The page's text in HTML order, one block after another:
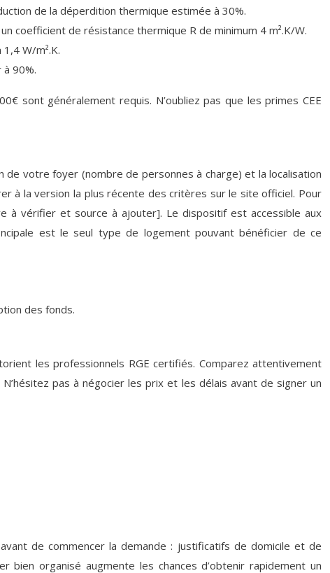
de la déperdition thermique estimée à 30%.
coefficient de résistance thermique R de minimum 4 m².K/W.
W/m².K.
90%.
sont généralement requis. N’oubliez pas que les primes CEE
votre foyer (nombre de personnes à charge) et la localisation
à la version la plus récente des critères sur le site officiel. Pour
à vérifier et source à ajouter]. Le dispositif est accessible aux
est le seul type de logement pouvant bénéficier de ce
des fonds.
les professionnels RGE certifiés. Comparez attentivement
pas à négocier les prix et les délais avant de signer un
de commencer la demande : justificatifs de domicile et de
organisé augmente les chances d’obtenir rapidement un